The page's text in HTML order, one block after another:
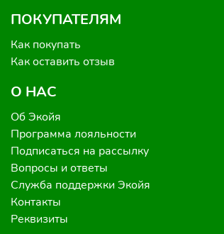
ПОКУПАТЕЛЯМ
Как покупать
Как оставить отзыв
О НАС
Об Экойя
Программа лояльности
Подписаться на рассылку
Вопросы и ответы
Служба поддержки Экойя
Контакты
Реквизиты